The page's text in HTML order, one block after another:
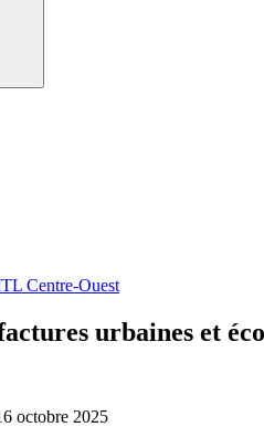
Centre-Ouest
urbaines et
octobre 2025